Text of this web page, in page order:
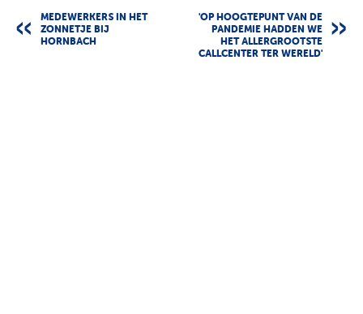
MEDEWERKERS IN HET
ZONNETJE BIJ
HORNBACH
'OP HOOGTEPUNT VAN DE
PANDEMIE HADDEN WE
HET ALLERGROOTSTE
CALLCENTER TER WERELD'